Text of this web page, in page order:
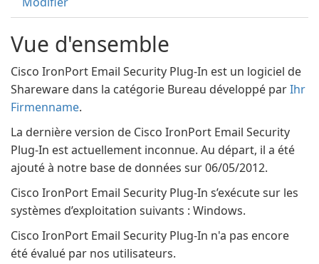
Vue d'ensemble
Cisco IronPort Email Security Plug-In est un logiciel de
Shareware dans la catégorie Bureau développé parIhr
Firmenname.
La dernière version de Cisco IronPort Email Security
Plug-In est actuellement inconnue. Au départ, il a été
ajouté à notre base de données sur 06/05/2012.
Cisco IronPort Email Security Plug-In s’exécute sur les
systèmes d’exploitation suivants : Windows.
Cisco IronPort Email Security Plug-In n'a pas encore
été évalué par nos utilisateurs.